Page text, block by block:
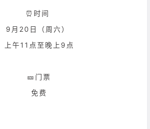
⏰时间
9月20日（周六）
上午11点至晚上9点
🎫门票
免费